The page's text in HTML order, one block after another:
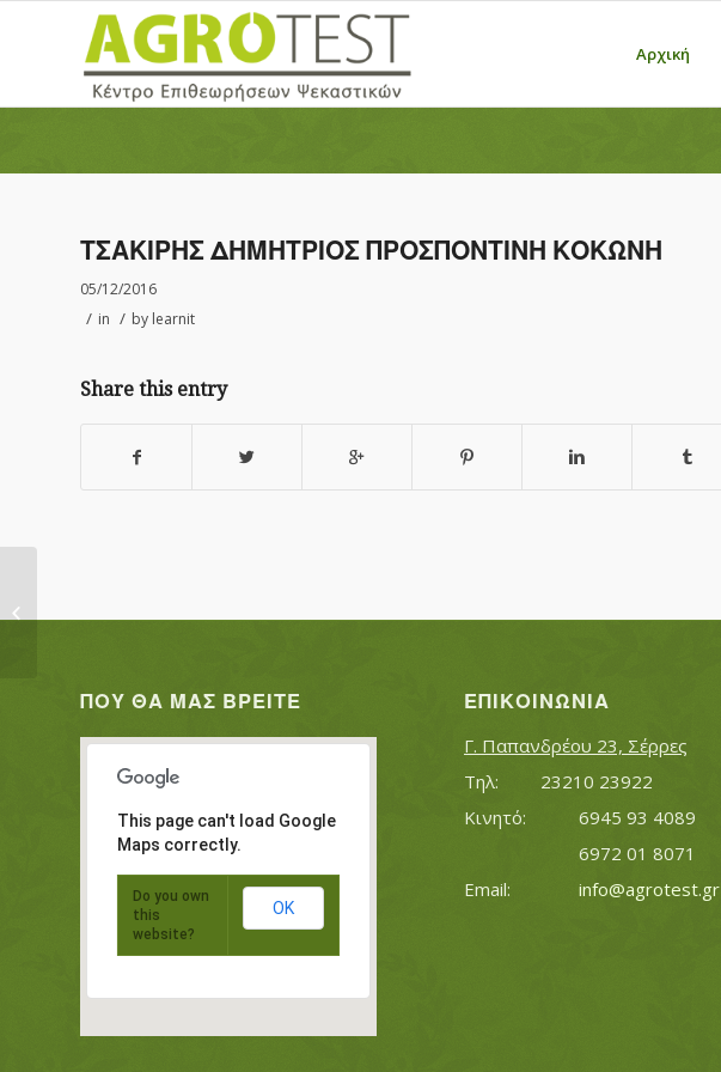
Αρχική
ΤΣΑΚΙΡΗΣ ΔΗΜΗΤΡΙΟΣ ΠΡΟΣΠΟΝΤΙΝΗ ΚΟΚΩΝΗ
05/12/2016
/ in / by learnit
Share this entry
ΠΟΥ ΘΑ ΜΑΣ ΒΡΕΊΤΕ
This page can't load Google
Maps correctly.
Do you own
this
website?
OK
ΕΠΙΚΟΙΝΩΝΊΑ
Γ. Παπανδρέου 23, Σέρρες
Τηλ:		23210 23922
Κινητό:		6945 93 4089
			6972 01 8071
info@agrotest.gr